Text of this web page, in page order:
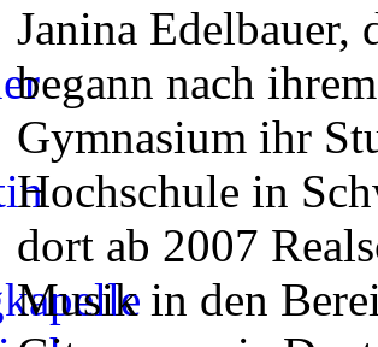
Janina
begann nach
Gymnasium ihr
Hochschule in
dort ab 2007
Musik in den